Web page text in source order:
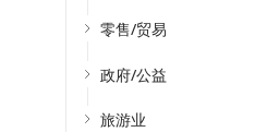
零售/贸易
政府/公益
旅游业